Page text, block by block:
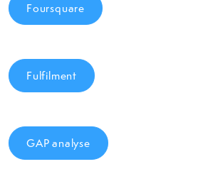
Foursquare
Fulfilment
GAP analyse